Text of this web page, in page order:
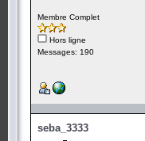
Membre Complet
Hors ligne
Messages: 190
seba_3333